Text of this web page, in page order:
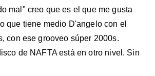
mal" creo que es el que me gusta
que tiene medio D'angelo con el
con ese grooveo súper 2000s.
de NAFTA está en otro nivel. Sin